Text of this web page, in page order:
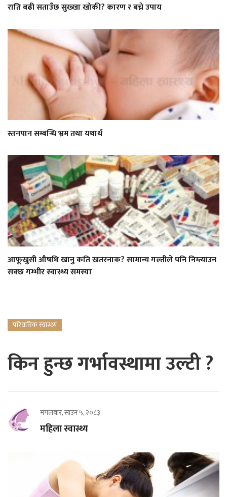
राति बढी सताउँछ सुख्खा खोकी? कारण र बच्ने उपाय
स्तनपान सम्बन्धि भ्रम तथा यथार्थ
आफूखुसी औषधि खानु कति खतरनाक? सामान्य गल्तीले पनि निम्त्याउन
सक्छ गम्भीर स्वास्थ्य समस्या
परिवारिक स्वास्थ्य
किन हुन्छ गर्भावस्थामा उल्टी ?
मंगलबार, साउन ५, २०८३
महिला स्वास्थ्य